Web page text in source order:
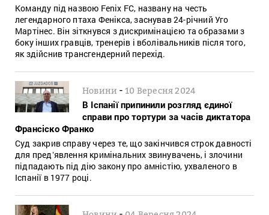
Команду під назвою Fenix FC, названу на честь
легендарного птаха Фенікса, заснував 24-річний Уго
Мартінес. Він зіткнувся з дискримінацією та образами з
боку інших гравців, тренерів і вболівальників після того,
як здійснив трансгендерний перехід.
Новини -10 Вересня 2024
В Іспанії припинили розгляд єдиної
справи про тортури за часів диктатора
Франсіско Франко
Суд закрив справу через те, що закінчився строк давності
для предʼявлення кримінальних звинувачень, і злочини
підпадають під дію закону про амністію, ухваленого в
Іспанії в 1977 році.